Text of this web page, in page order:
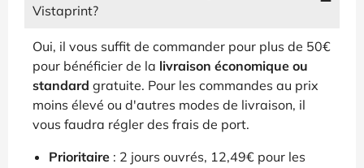
Vistaprint?
Oui, il vous suffit de commander pour plus de 50€
pour bénéficier de la livraison économique ou
standard gratuite. Pour les commandes au prix
moins élevé ou d'autres modes de livraison, il
vous faudra régler des frais de port.
Prioritaire : 2 jours ouvrés, 12,49€ pour les